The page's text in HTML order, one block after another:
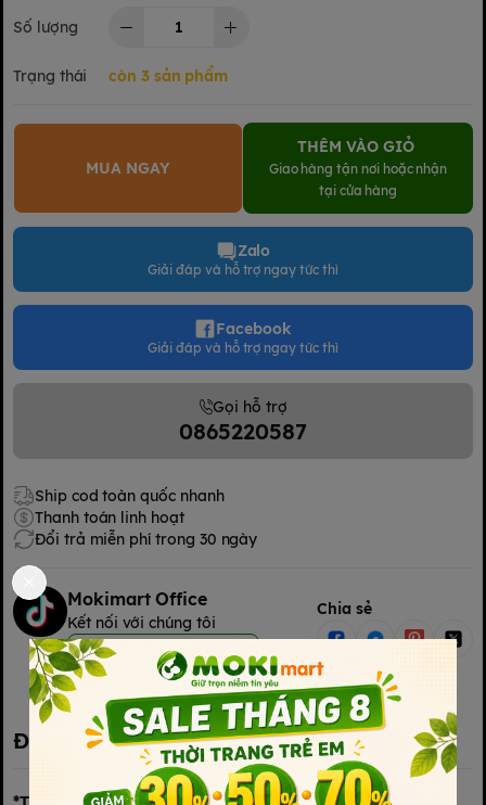
Số lượng
Trạng thái còn 3 sản phẩm
MUA NGAY
THÊM VÀO GIỎ
Giao hàng tận nơi hoặc nhận
tại cửa hàng
Zalo
Giải đáp và hỗ trợ ngay tức thì
Facebook
Giải đáp và hỗ trợ ngay tức thì
Gọi hỗ trợ
0865220587
Ship cod toàn quốc nhanh
Thanh toán linh hoạt
Đổi trả miễn phí trong 30 ngày
Mokimart Office
Kết nối với chúng tôi
Kết nối với chúng tôi
Chia sẻ
Đặc điểm nổi bật